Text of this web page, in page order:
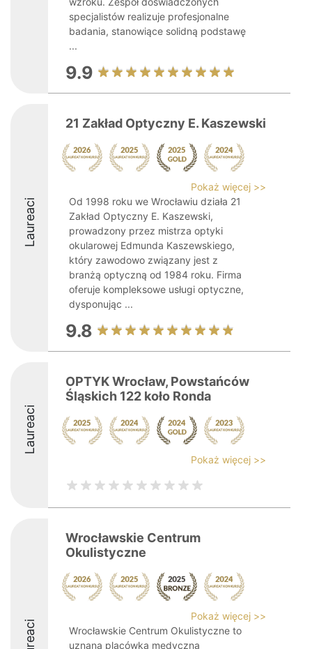
specjalistów realizuje profesjonalne
badania, stanowiące solidną podstawę
...
9.9
Laureaci
21 Zakład Optyczny E. Kaszewski
Pokaż więcej >>
Od 1998 roku we Wrocławiu działa 21
Zakład Optyczny E. Kaszewski,
prowadzony przez mistrza optyki
okularowej Edmunda Kaszewskiego,
który zawodowo związany jest z
branżą optyczną od 1984 roku. Firma
oferuje kompleksowe usługi optyczne,
dysponując ...
9.8
Laureaci
OPTYK Wrocław, Powstańców
Śląskich 122 koło Ronda
Pokaż więcej >>
Wrocławskie Centrum
Okulistyczne
Pokaż więcej >>
Wrocławskie Centrum Okulistyczne to
uznana placówka medyczna